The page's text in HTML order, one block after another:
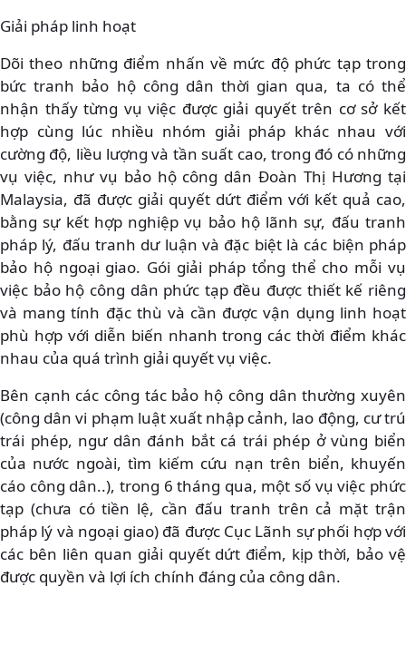
Giải pháp linh hoạt
Dõi theo những điểm nhấn về mức độ phức tạp trong
bức tranh bảo hộ công dân thời gian qua, ta có thể
nhận thấy từng vụ việc được giải quyết trên cơ sở kết
hợp cùng lúc nhiều nhóm giải pháp khác nhau với
cường độ, liều lượng và tần suất cao, trong đó có những
vụ việc, như vụ bảo hộ công dân Đoàn Thị Hương tại
Malaysia, đã được giải quyết dứt điểm với kết quả cao,
bằng sự kết hợp nghiệp vụ bảo hộ lãnh sự, đấu tranh
pháp lý, đấu tranh dư luận và đặc biệt là các biện pháp
bảo hộ ngoại giao. Gói giải pháp tổng thể cho mỗi vụ
việc bảo hộ công dân phức tạp đều được thiết kế riêng
và mang tính đặc thù và cần được vận dụng linh hoạt
phù hợp với diễn biến nhanh trong các thời điểm khác
nhau của quá trình giải quyết vụ việc.
Bên cạnh các công tác bảo hộ công dân thường xuyên
(công dân vi phạm luật xuất nhập cảnh, lao động, cư trú
trái phép, ngư dân đánh bắt cá trái phép ở vùng biển
của nước ngoài, tìm kiếm cứu nạn trên biển, khuyến
cáo công dân..), trong 6 tháng qua, một số vụ việc phức
tạp (chưa có tiền lệ, cần đấu tranh trên cả mặt trận
pháp lý và ngoại giao) đã được Cục Lãnh sự phối hợp với
các bên liên quan giải quyết dứt điểm, kịp thời, bảo vệ
được quyền và lợi ích chính đáng của công dân.